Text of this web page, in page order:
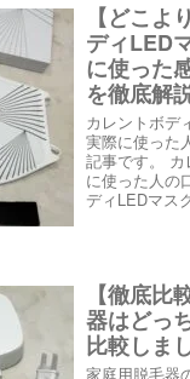
【どこよ
ディLED
に使った
を徹底解
カレントボデ
実際に使った
記事です。
に使った人の
ディLEDマス
【徹底
器はどっ
比較しま
家庭用脱毛器